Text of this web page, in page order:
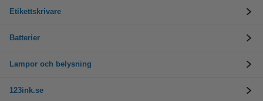
Etikettskrivare
Batterier
Lampor och belysning
123ink.se